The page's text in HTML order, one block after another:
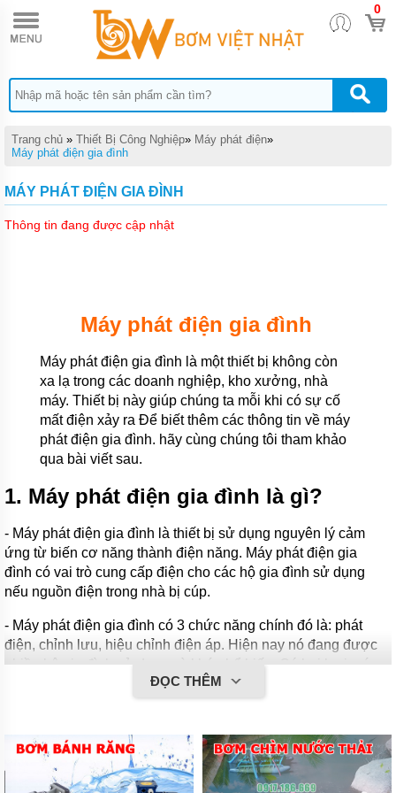
0
TRANG
CHỦ
BỊ
CHĂM
SÓC
- XE
MÁY
THIẾT
BỊ
SỬA
CHỮA
DỤNG
KHÍ
NÉN
MÁY
NÉN
KHÍ
MÁY
VỎ
THIẾT
DỤNG
Trang chủ » Thiết Bị Công Nghiệp» Máy phát điện»
Máy phát điện gia đình
MÁY PHÁT ĐIỆN GIA ĐÌNH
Thông tin đang được cập nhật
Máy phát điện gia đình
Máy phát điện gia đình là một thiết bị không còn
xa lạ trong các doanh nghiệp, kho xưởng, nhà
máy. Thiết bị này giúp chúng ta mỗi khi có sự cố
mất điện xảy ra Để biết thêm các thông tin về máy
phát điện gia đình. hãy cùng chúng tôi tham khảo
qua bài viết sau.
1. Máy phát điện gia đình là gì?
- Máy phát điện gia đình là thiết bị sử dụng nguyên lý cảm
ứng từ biến cơ năng thành điện năng. Máy phát điện gia
đình có vai trò cung cấp điện cho các hộ gia đình sử dụng
nếu nguồn điện trong nhà bị cúp.
- Máy phát điện gia đình có 3 chức năng chính đó là: phát
điện, chỉnh lưu, hiệu chỉnh điện áp. Hiện nay nó đang được
nhiều hộ gia đình sử dụng và khá phổ biến. Có hai loại máy
phát điện chạy xăng và máy phát điện chạy dầu.
phát điện gia đình?
2. Động cơ
ĐỌC THÊM